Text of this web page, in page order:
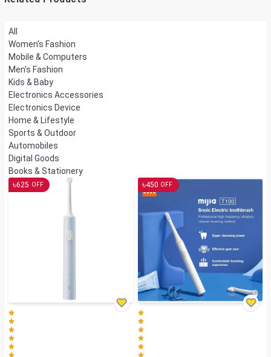
All
Women's Fashion
Mobile & Computers
Men's Fashion
Kids & Baby
Electronics Accessories
Electronics Device
Home & Lifestyle
Sports & Outdoor
Automobiles
Digital Goods
Books & Stationery
৳625 OFF ৳450 OFF